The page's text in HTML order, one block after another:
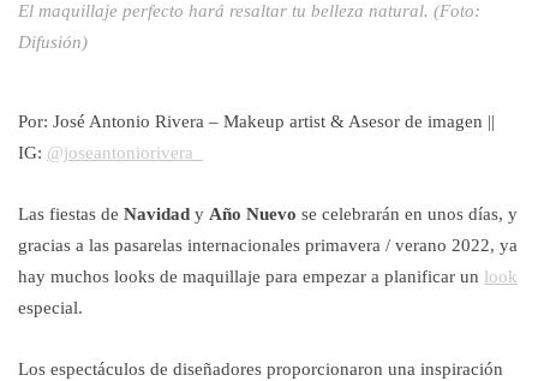
El maquillaje perfecto hará resaltar tu belleza natural. (Foto:
Difusión)
Por: José Antonio Rivera – Makeup artist & Asesor de imagen ||
IG: @joseantoniorivera_
Las fiestas de Navidad y Año Nuevo se celebrarán en unos días, y
gracias a las pasarelas internacionales primavera / verano 2022, ya
hay muchos looks de maquillaje para empezar a planificar un look
especial.
Los espectáculos de diseñadores proporcionaron una inspiración